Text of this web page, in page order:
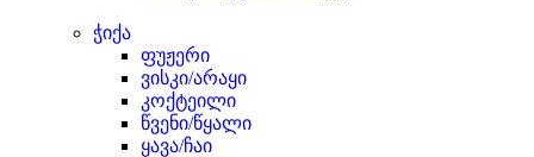
ჭიქა
ფუჟერი
ვისკი/არაყი
კოქტეილი
წვენი/წყალი
ყავა/ჩაი